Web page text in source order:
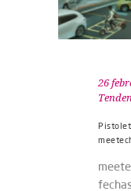
26